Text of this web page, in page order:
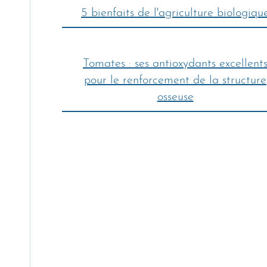
5 bienfaits de l'agriculture
Tomates : ses antioxydants excellents
pour le renforcement de la structure
osseuse